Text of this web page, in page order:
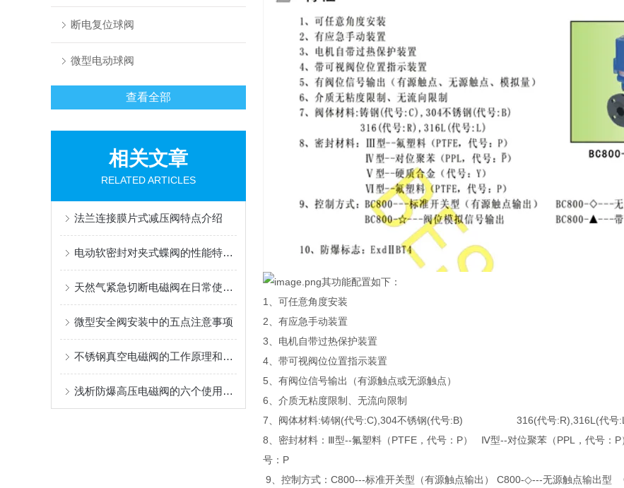
断电复位球阀
微型电动球阀
查看全部
相关文章
RELATED ARTICLES
法兰连接膜片式减压阀特点介绍
电动软密封对夹式蝶阀的性能特点都有哪些呢？
天然气紧急切断电磁阀在日常使用中注意措施有哪些
微型安全阀安装中的五点注意事项
不锈钢真空电磁阀的工作原理和结构特点介绍
浅析防爆高压电磁阀的六个使用注意事项
其功能配置如下：
1、可任意角度安装
2、有应急手动装置
3、电机自带过热保护装置
4、带可视阀位位置指示装置
5、有阀位信号输出（有源触点或无源触点）
6、介质无粘度限制、无流向限制
7、阀体材料:铸钢(代号:C),304不锈钢(代号:B) 316(代号:R),316L(代号
8、密封材料：Ⅲ型--氟塑料（PTFE，代号：P） Ⅳ型--对位聚苯（PPL，代
号：P
9、控制方式：C800---标准开关型（有源触点输出） C800-◇---无源触